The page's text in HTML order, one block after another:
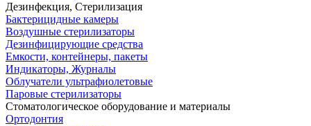
Дезинфекция, Стерилизация
Бактерицидные камеры
Воздушные стерилизаторы
Дезинфицирующие средства
Емкости, контейнеры, пакеты
Индикаторы, Журналы
Облучатели ультрафиолетовые
Паровые стерилизаторы
Стоматологическое оборудование и материалы
Ортодонтия